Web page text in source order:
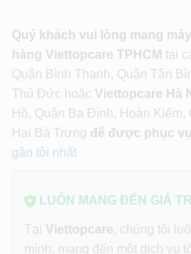
Quý khách vui lòng mang
hàng Viettopcare TPHCM tại
Quận Bình Thạnh, Quận Tân
Thủ Đức hoặc Viettopcare Hà
Hồ, Quận Ba Đình, Hoàn
Hai Bà Trưng để được phục
gần tôi nhất
LUÔN MANG ĐẾN GIÁ
Tại Viettopcare, chúng tôi
mình, mang đến một dịch vụ